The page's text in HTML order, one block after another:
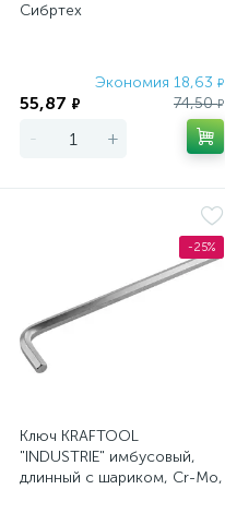
Сибртех
Экономия 18,63 ₽
55,87 ₽ 74,50₽
- +
-25%
Ключ KRAFTOOL
"INDUSTRIE" имбусовый,
длинный c шариком, Cr-Mo,